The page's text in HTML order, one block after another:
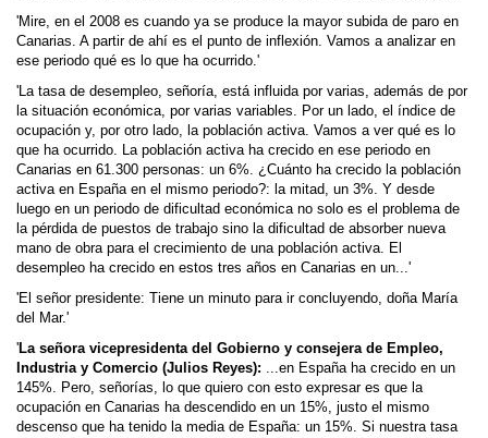
'Mire, en el 2008 es cuando ya se produce la mayor subida de paro en
Canarias. A partir de ahí es el punto de inflexión. Vamos a analizar en
ese periodo qué es lo que ha ocurrido.'
'La tasa de desempleo, señoría, está influida por varias, además de por
la situación económica, por varias variables. Por un lado, el índice de
ocupación y, por otro lado, la población activa. Vamos a ver qué es lo
que ha ocurrido. La población activa ha crecido en ese periodo en
Canarias en 61.300 personas: un 6%. ¿Cuánto ha crecido la población
activa en España en el mismo periodo?: la mitad, un 3%. Y desde
luego en un periodo de dificultad económica no solo es el problema de
la pérdida de puestos de trabajo sino la dificultad de absorber nueva
mano de obra para el crecimiento de una población activa. El
desempleo ha crecido en estos tres años en Canarias en un...'
'El señor presidente: Tiene un minuto para ir concluyendo, doña María
del Mar.'
'La señora vicepresidenta del Gobierno y consejera de Empleo,
Industria y Comercio (Julios Reyes): ...en España ha crecido en un
145%. Pero, señorías, lo que quiero con esto expresar es que la
ocupación en Canarias ha descendido en un 15%, justo el mismo
descenso que ha tenido la media de España: un 15%. Si nuestra tasa